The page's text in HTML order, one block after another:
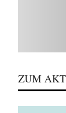
ZUM